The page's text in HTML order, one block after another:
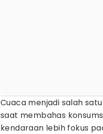
Cuaca menjadi salah
saat membahas
kendaraan lebih fokus